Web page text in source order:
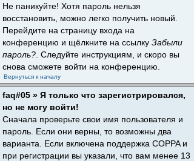
Не паникуйте! Хотя пароль нельзя
восстановить, можно легко получить новый.
Перейдите на страницу входа на
конференцию и щёлкните на ссылку Забыли
пароль? . Следуйте инструкциям, и скоро вы
снова сможете войти на конференцию.
Вернуться к началу
faq#05 » Я только что зарегистрировался,
но не могу войти!
Сначала проверьте свои имя пользователя и
пароль. Если они верны, то возможны два
варианта. Если включена поддержка COPPA и
при регистрации вы указали, что вам менее 13